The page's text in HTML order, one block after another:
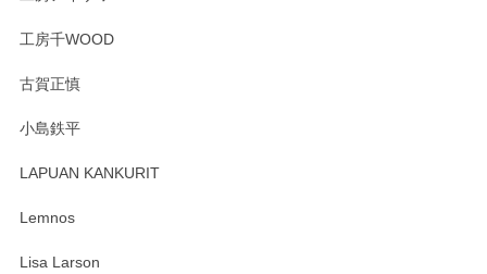
す。 素敵な湯呑みでとても気に入りました。 発送も早く、
たm(_)m
工房千WOOD
古賀正慎
小島鉄平
LAPUAN KANKURIT
Lemnos
Lisa Larson